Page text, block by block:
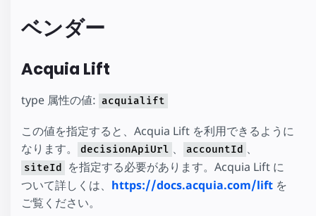
ベンダー
Acquia Lift
type 属性の値: acquialift
この値を指定すると、Acquia Lift を利用できるように
なります。
decisionApiUrl 、 accountId 、
siteId
を指定する必要があります。Acquia Lift に
ついて詳しくは、 https://docs.acquia.com/lift を
ご覧ください。